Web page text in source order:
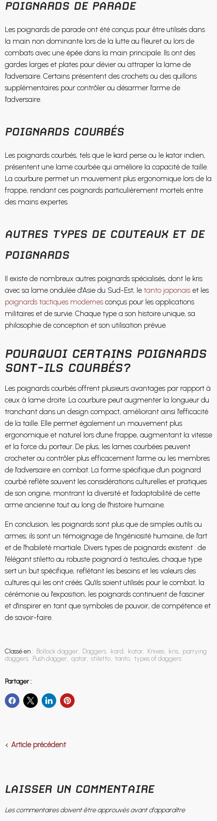
POIGNARDS DE PARADE
Les poignards de parade ont été conçus pour être utilisés dans
la main non dominante lors de la lutte au fleuret ou lors de
combats avec une épée dans la main principale. Ils ont des
gardes larges et plates pour dévier ou attraper la lame de
l'adversaire. Certains présentent des crochets ou des quillons
supplémentaires pour contrôler ou désarmer l'arme de
l'adversaire.
POIGNARDS COURBÉS
Les poignards courbés, tels que le kard perse ou le katar indien,
présentent une lame courbée qui améliore la capacité de taille.
La courbure permet un mouvement plus ergonomique lors de la
frappe, rendant ces poignards particulièrement mortels entre
des mains expertes.
AUTRES TYPES DE COUTEAUX ET DE
POIGNARDS
Il existe de nombreux autres poignards spécialisés, dont le kris
avec sa lame ondulée d'Asie du Sud-Est, le tanto japonais et les
poignards tactiques modernes conçus pour les applications
militaires et de survie. Chaque type a son histoire unique, sa
philosophie de conception et son utilisation prévue.
POURQUOI CERTAINS POIGNARDS
SONT-ILS COURBÉS?
Les poignards courbés offrent plusieurs avantages par rapport à
ceux à lame droite. La courbure peut augmenter la longueur du
tranchant dans un design compact, améliorant ainsi l'efficacité
de la taille. Elle permet également un mouvement plus
ergonomique et naturel lors d'une frappe, augmentant la vitesse
et la force du porteur. De plus, les lames courbées peuvent
crocheter ou contrôler plus efficacement l'arme ou les membres
de l'adversaire en combat. La forme spécifique d'un poignard
courbé reflète souvent les considérations culturelles et pratiques
de son origine, montrant la diversité et l'adaptabilité de cette
arme ancienne tout au long de l'histoire humaine.
En conclusion, les poignards sont plus que de simples outils ou
armes; ils sont un témoignage de l'ingéniosité humaine, de l'art
et de l'habileté martiale. Divers types de poignards existent : de
l'élégant stiletto au robuste poignard à testicules, chaque type
sert un but spécifique, reflétant les besoins et les valeurs des
cultures qui les ont créés. Qu'ils soient utilisés pour le combat, la
cérémonie ou l'exposition, les poignards continuent de fasciner
et d'inspirer en tant que symboles de pouvoir, de compétence et
de savoir-faire.
Classé en : Bollock dagger, Daggers, kard , katar, Knives, kris, parrying
daggers, Push dagger, qatar, stiletto, tanto, types of daggers
Partager :
Article précédent
LAISSER UN COMMENTAIRE
Les commentaires doivent être approuvés avant d'apparaître